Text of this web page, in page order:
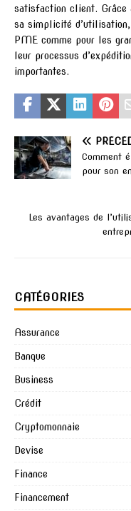
satisfaction client. Grâce
sa simplicité
PME comme pour les
leur processus
importantes.
Comment
pour son
Les avantages de
CATÉGORIES
Assurance
Banque
Business
Crédit
Cryptomonnaie
Devise
Finance
Financement